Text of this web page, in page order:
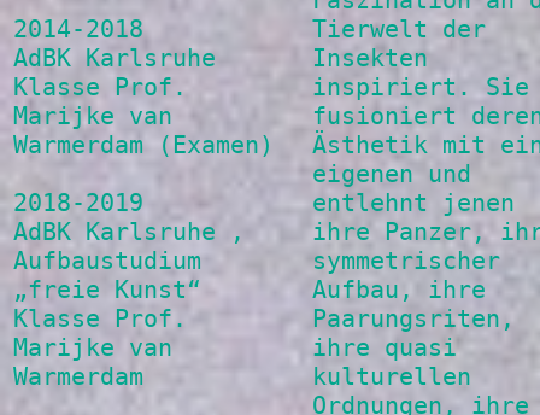
2014-2018
AdBK Karlsruhe
Klasse Prof.
Marijke van
Warmerdam (Examen)
2018-2019
AdBK Karlsruhe ,
Aufbaustudium
„freie Kunst“
Klasse Prof.
Marijke van
Warmerdam
Tierwelt der
Insekten
inspiriert. Sie
fusioniert
Ästhetik mit
eigenen und
entlehnt jenen
ihre Panzer,
symmetrischer
Aufbau, ihre
Paarungsriten,
ihre quasi
kulturellen
Ordnungen, ihre